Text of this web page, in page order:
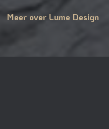
Meer over Lume Design